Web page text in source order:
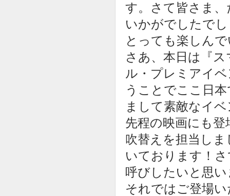
す。さて皆さま
いかがでしたで
とっても楽しん
さあ、本日は『
ル・プレミアイ
うことでここ日
まして素敵なイ
先程の映画にも
吹替えを担当し
いております！
呼びしたいと思
それではご登場